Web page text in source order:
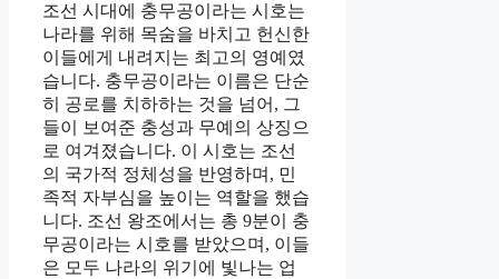
조선 시대에 충무공이라는 시호는
나라를 위해 목숨을 바치고 헌신한
이들에게 내려지는 최고의 영예였
습니다. 충무공이라는 이름은 단순
히 공로를 치하하는 것을 넘어, 그
들이 보여준 충성과 무예의 상징으
로 여겨졌습니다. 이 시호는 조선
의 국가적 정체성을 반영하며, 민
족적 자부심을 높이는 역할을 했습
니다. 조선 왕조에서는 총 9분이 충
무공이라는 시호를 받았으며, 이들
은 모두 나라의 위기에 빛나는 업